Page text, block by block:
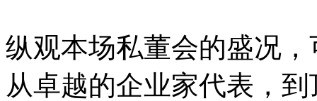
纵观本场私董会的盛况
从卓越的企业家代表，